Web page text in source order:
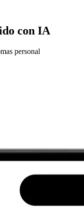
con IA
personal